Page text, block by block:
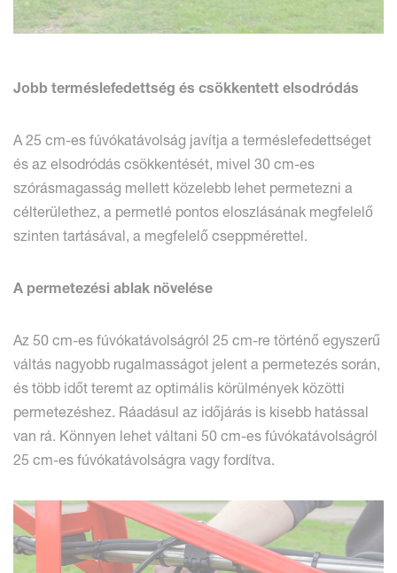
Jobb terméslefedettség és csökkentett elsodródás
A 25 cm-es fúvókatávolság javítja a terméslefedettséget
és az elsodródás csökkentését, mivel 30 cm-es
szórásmagasság mellett közelebb lehet permetezni a
célterülethez, a permetlé pontos eloszlásának megfelelő
szinten tartásával, a megfelelő cseppmérettel.
A permetezési ablak növelése
Az 50 cm-es fúvókatávolságról 25 cm-re történő egyszerű
váltás nagyobb rugalmasságot jelent a permetezés során,
és több időt teremt az optimális körülmények közötti
permetezéshez. Ráadásul az időjárás is kisebb hatással
van rá. Könnyen lehet váltani 50 cm-es fúvókatávolságról
25 cm-es fúvókatávolságra vagy fordítva.